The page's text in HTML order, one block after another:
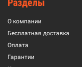
Разделы
О компании
Бесплатная доставка
Оплата
Гарантии